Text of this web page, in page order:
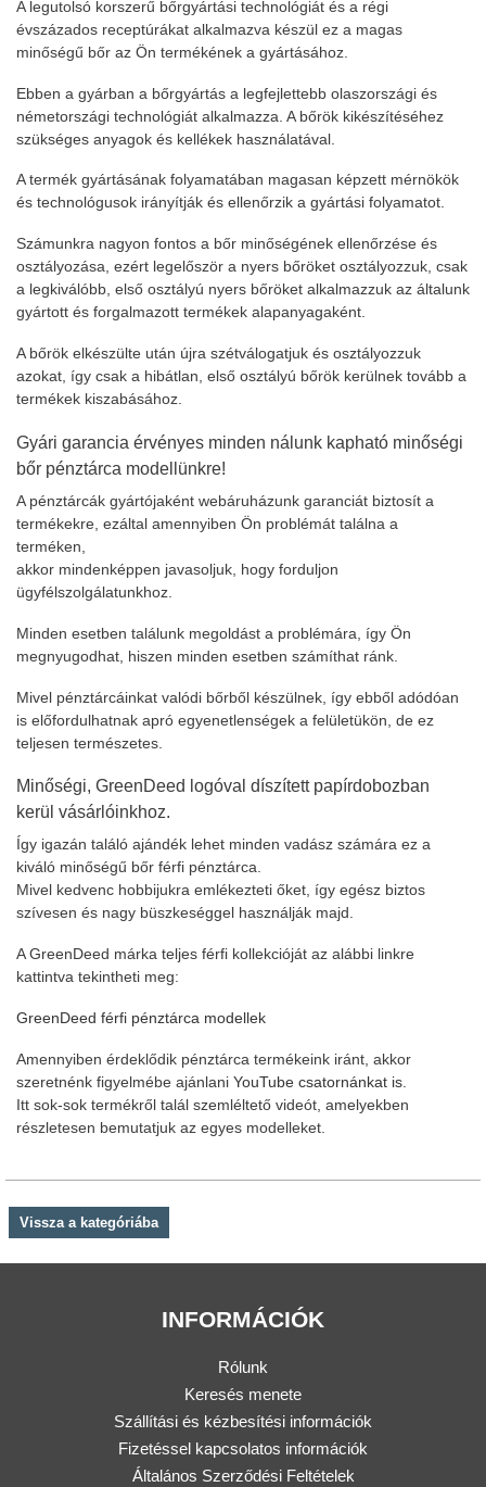
A legutolsó korszerű bőrgyártási technológiát és a régi
évszázados receptúrákat alkalmazva készül ez a magas
minőségű bőr az Ön termékének a gyártásához.
Ebben a gyárban a bőrgyártás a legfejlettebb olaszországi és
németországi technológiát alkalmazza. A bőrök kikészítéséhez
szükséges anyagok és kellékek használatával.
A termék gyártásának folyamatában magasan képzett mérnökök
és technológusok irányítják és ellenőrzik a gyártási folyamatot.
Számunkra nagyon fontos a bőr minőségének ellenőrzése és
osztályozása, ezért legelőször a nyers bőröket osztályozzuk, csak
a legkiválóbb, első osztályú nyers bőröket alkalmazzuk az általunk
gyártott és forgalmazott termékek alapanyagaként.
A bőrök elkészülte után újra szétválogatjuk és osztályozzuk
azokat, így csak a hibátlan, első osztályú bőrök kerülnek tovább a
termékek kiszabásához.
Gyári garancia érvényes minden nálunk kapható minőségi
bőr pénztárca modellünkre!
A pénztárcák gyártójaként webáruházunk garanciát biztosít a
termékekre, ezáltal amennyiben Ön problémát találna a
terméken,
akkor mindenképpen javasoljuk, hogy forduljon
ügyfélszolgálatunkhoz.
Minden esetben találunk megoldást a problémára, így Ön
megnyugodhat, hiszen minden esetben számíthat ránk.
Mivel pénztárcáinkat valódi bőrből készülnek, így ebből adódóan
is előfordulhatnak apró egyenetlenségek a felületükön, de ez
teljesen természetes.
Minőségi, GreenDeed logóval díszített papírdobozban
kerül vásárlóinkhoz.
Így igazán találó ajándék lehet minden vadász számára ez a
kiváló minőségű bőr férfi pénztárca.
Mivel kedvenc hobbijukra emlékezteti őket, így egész biztos
szívesen és nagy büszkeséggel használják majd.
A GreenDeed márka teljes férfi kollekcióját az alábbi linkre
kattintva tekintheti meg:
GreenDeed férfi pénztárca modellek
Amennyiben érdeklődik pénztárca termékeink iránt, akkor
szeretnénk figyelmébe ajánlani YouTube csatornánkat is.
Itt sok-sok termékről talál szemléltető videót, amelyekben
részletesen bemutatjuk az egyes modelleket.
Vissza a kategóriába
INFORMÁCIÓK
Rólunk
Keresés menete
Szállítási és kézbesítési információk
Fizetéssel kapcsolatos információk
Általános Szerződési Feltételek